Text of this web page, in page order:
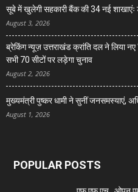
सूबे में खुलेगी सहकारी बैंक की 34 नई शाखाएंः
August 3, 2026
ब्रेकिंग न्यूज़ उत्तराखंड क्रांति दल ने लिया
सभी 70 सीटों पर लड़ेगा चुनाव
August 2, 2026
मुख्यमंत्री पुष्कर धामी ने सुनीं जनसमस्याएं,
August 1, 2026
POPULAR POSTS